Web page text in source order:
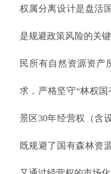
权属分离设计是盘活
是规避政策风险的关
民所有自然资源资产
求，严格坚守“林权
景区30年经营权（含
既规避了国有森林资